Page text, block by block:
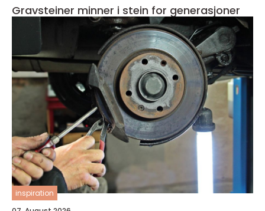
Gravsteiner minner i stein for generasjoner
inspiration